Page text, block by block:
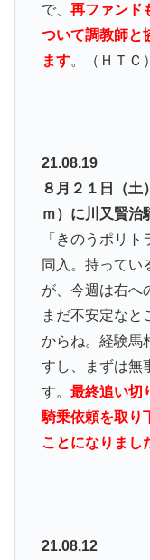
で、 再ファンド
ついて調教師と
ます。（ＨＴＣ）
21.08.19
８月２１日（土
ｍ）に川又賢治
「きのうポリ
同入。持ってい
が、今週は右へ
まだ不安定なと
からね。経験馬
すし、まずは無
す。 最終追い切
騎乗依頼を取り
ことになりまし
21.08.12